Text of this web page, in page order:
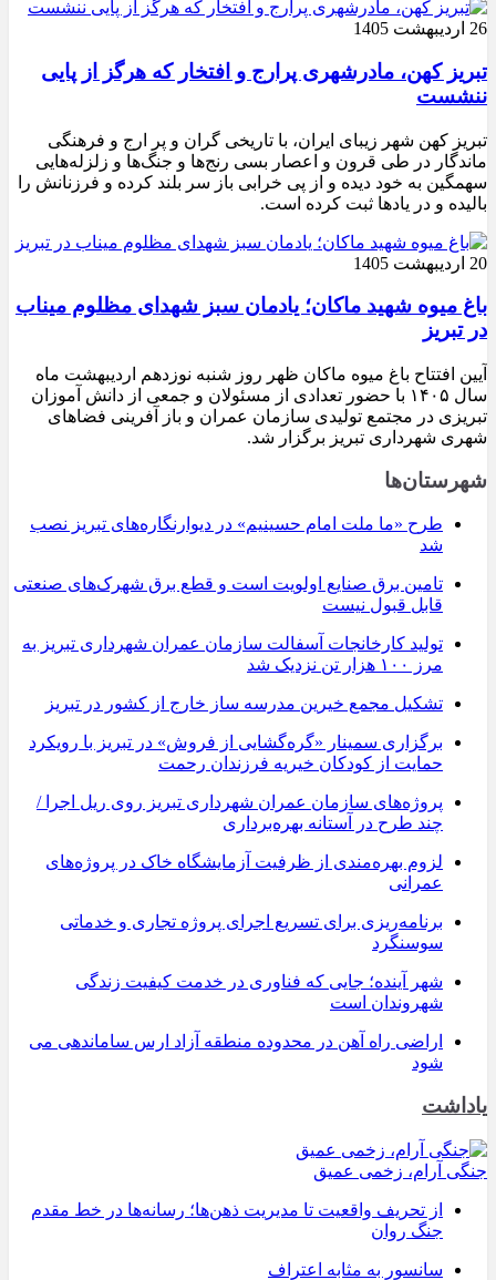
26 اردیبهشت 1405
تبریز کهن، مادرشهری پرارج و افتخار که هرگز از پایی
ننشست
تبریز کهن شهر زیبای ایران، با تاریخی گران و پر ارج و فرهنگی
ماندگار در طی قرون و اعصار بسی رنج‌ها و جنگ‌ها و زلزله‌هایی
سهمگین به خود دیده و از پی خرابی باز سر بلند کرده و فرزنانش را
بالیده و در یادها ثبت کرده است.
20 اردیبهشت 1405
باغ میوه شهید ماکان؛ یادمان سبز شهدای مظلوم میناب
در تبریز
آیین افتتاح باغ میوه ماکان ظهر روز شنبه نوزدهم اردیبهشت ماه
سال ۱۴۰۵ با حضور تعدادی از مسئولان و جمعی از دانش آموزان
تبریزی در مجتمع تولیدی سازمان عمران و باز آفرینی فضاهای
شهری شهرداری تبریز برگزار شد.
شهرستان‌ها
طرح «ما ملت امام حسینیم» در دیوارنگاره‌های تبریز نصب
شد
تامین برق صنایع اولویت است و قطع برق شهرک‌های صنعتی
قابل قبول نیست
تولید کارخانجات آسفالت سازمان عمران شهرداری تبریز به
مرز ۱۰۰ هزار تن نزدیک شد
تشکیل مجمع خیرین مدرسه ‌ساز خارج از کشور در تبریز
برگزاری سمینار «گره‌گشایی از فروش» در تبریز با رویکرد
حمایت از کودکان خیریه فرزندان رحمت
پروژه‌های سازمان عمران شهرداری تبریز روی ریل اجرا /
چند طرح در آستانه بهره‌برداری
لزوم بهره‌مندی از ظرفیت آزمایشگاه خاک در پروژه‌های
عمرانی
برنامه‌ریزی برای تسریع اجرای پروژه تجاری و خدماتی
سوسنگرد
شهر آینده؛ جایی که فناوری در خدمت کیفیت زندگی
شهروندان است
اراضی راه آهن در محدوده منطقه آزاد ارس ساماندهی می
شود
یاداشت
جنگی آرام، زخمی عمیق
از تحریف واقعیت تا مدیریت ذهن‌ها؛ رسانه‌ها در خط مقدم
جنگ روان
سانسور به مثابه اعتراف